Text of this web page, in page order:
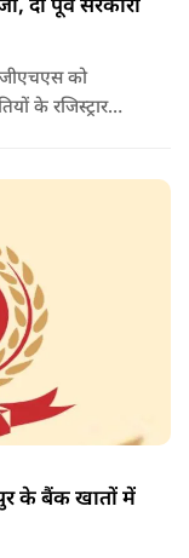
दो पूर्व सरकारी
को
के रजिस्ट्रार
के बैंक खातों में